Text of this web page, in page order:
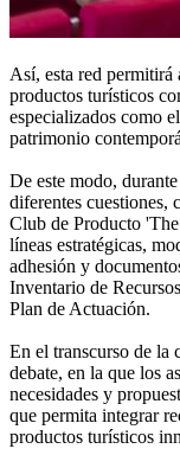
Así, esta red permitirá
productos turísticos
especializados como
patrimonio
De este modo,
diferentes cuestiones,
Club de Producto
líneas estratégicas,
adhesión y
Inventario de
Plan de Actuación.
En el transcurso de la
debate, en la que los
necesidades y
que permita integrar
productos turísticos